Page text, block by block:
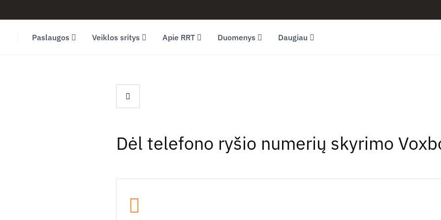
Paslaugos Veiklos sritys Apie RRT Duomenys Daugiau
Dėl telefono ryšio numerių skyrimo